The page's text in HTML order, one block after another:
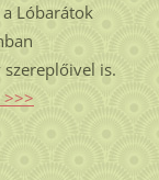
Lóbarátok
is.